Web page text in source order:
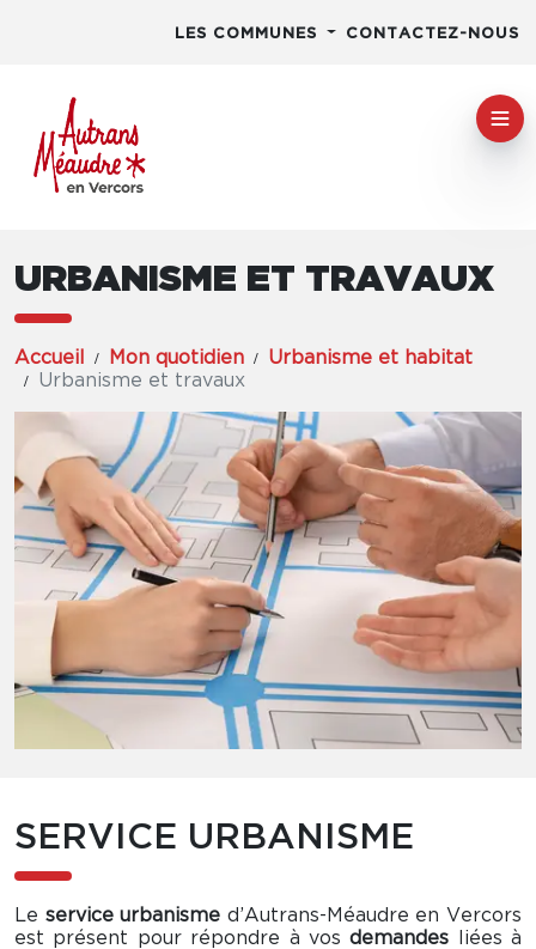
LES COMMUNES CONTACTEZ-NOUS
URBANISME ET TRAVAUX
Accueil Mon quotidien
Urbanisme et habitat
Urbanisme et travaux
SERVICE URBANISME
Le service urbanisme d’Autrans-Méaudre en Vercors
est présent pour répondre à vosdemandes
liées à